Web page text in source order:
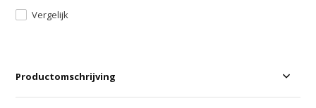
Vergelijk
Productomschrijving